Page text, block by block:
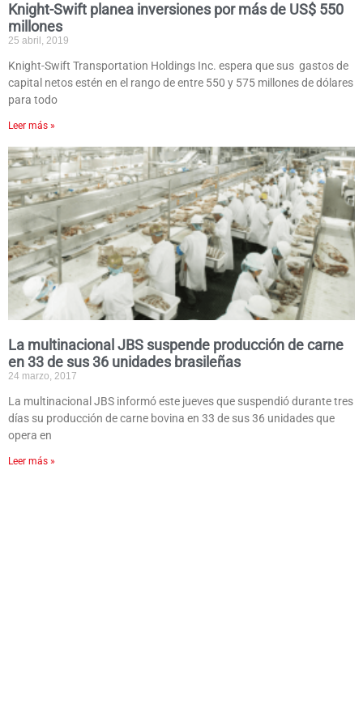
Knight-Swift planea inversiones por más de US$ 550
millones
25 abril, 2019
Knight-Swift Transportation Holdings Inc. espera que sus gastos de
capital netos estén en el rango de entre 550 y 575 millones de dólares
para todo
Leer más »
La multinacional JBS suspende producción de carne
en 33 de sus 36 unidades brasileñas
24 marzo, 2017
La multinacional JBS informó este jueves que suspendió durante tres
días su producción de carne bovina en 33 de sus 36 unidades que
opera en
Leer más »